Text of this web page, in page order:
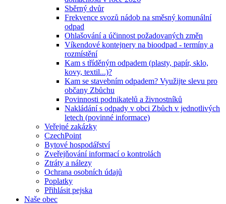
Sběrný dvůr
Frekvence svozů nádob na směsný komunální
odpad
Ohlašování a účinnost požadovaných změn
Víkendové kontejnery na bioodpad - termíny a
rozmístění
Kam s tříděným odpadem (plasty, papír, sklo,
kovy, textil...)?
Kam se stavebním odpadem? Využijte slevu pro
občany Zbůchu
Povinnosti podnikatelů a živnostníků
Nakládání s odpady v obci Zbůch v jednotlivých
letech (povinné informace)
Veřejné zakázky
CzechPoint
Bytové hospodářství
Zveřejňování informací o kontrolách
Ztráty a nálezy
Ochrana osobních údajů
Poplatky
Přihlásit pejska
Naše obec